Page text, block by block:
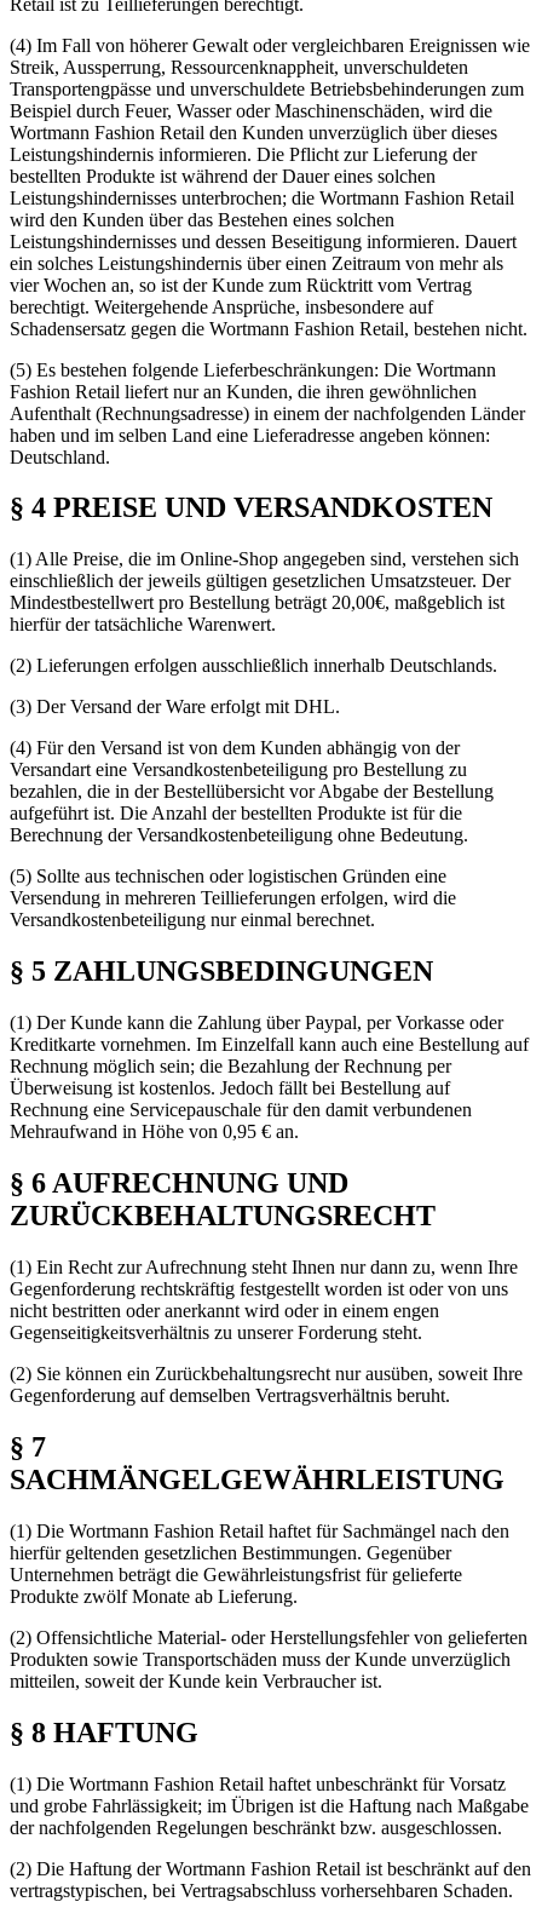
(4) Im Fall von höherer Gewalt oder vergleichbaren Ereignissen wie
Streik, Aussperrung, Ressourcenknappheit, unverschuldeten
Transportengpässe und unverschuldete Betriebsbehinderungen zum
Beispiel durch Feuer, Wasser oder Maschinenschäden, wird die
Wortmann Fashion Retail den Kunden unverzüglich über dieses
Leistungshindernis informieren. Die Pflicht zur Lieferung der
bestellten Produkte ist während der Dauer eines solchen
Leistungshindernisses unterbrochen; die Wortmann Fashion Retail
wird den Kunden über das Bestehen eines solchen
Leistungshindernisses und dessen Beseitigung informieren. Dauert
ein solches Leistungshindernis über einen Zeitraum von mehr als
vier Wochen an, so ist der Kunde zum Rücktritt vom Vertrag
berechtigt. Weitergehende Ansprüche, insbesondere auf
Schadensersatz gegen die Wortmann Fashion Retail, bestehen nicht.
(5) Es bestehen folgende Lieferbeschränkungen: Die Wortmann
Fashion Retail liefert nur an Kunden, die ihren gewöhnlichen
Aufenthalt (Rechnungsadresse) in einem der nachfolgenden Länder
haben und im selben Land eine Lieferadresse angeben können:
Deutschland.
§ 4 PREISE UND VERSANDKOSTEN
(1) Alle Preise, die im Online-Shop angegeben sind, verstehen sich
einschließlich der jeweils gültigen gesetzlichen Umsatzsteuer. Der
Mindestbestellwert pro Bestellung beträgt 20,00€, maßgeblich ist
hierfür der tatsächliche Warenwert.
(2) Lieferungen erfolgen ausschließlich innerhalb Deutschlands.
(3) Der Versand der Ware erfolgt mit DHL.
(4) Für den Versand ist von dem Kunden abhängig von der
Versandart eine Versandkostenbeteiligung pro Bestellung zu
bezahlen, die in der Bestellübersicht vor Abgabe der Bestellung
aufgeführt ist. Die Anzahl der bestellten Produkte ist für die
Berechnung der Versandkostenbeteiligung ohne Bedeutung.
(5) Sollte aus technischen oder logistischen Gründen eine
Versendung in mehreren Teillieferungen erfolgen, wird die
Versandkostenbeteiligung nur einmal berechnet.
§ 5 ZAHLUNGSBEDINGUNGEN
(1) Der Kunde kann die Zahlung über Paypal, per Vorkasse oder
Kreditkarte vornehmen. Im Einzelfall kann auch eine Bestellung auf
Rechnung möglich sein; die Bezahlung der Rechnung per
Überweisung ist kostenlos. Jedoch fällt bei Bestellung auf
Rechnung eine Servicepauschale für den damit verbundenen
Mehraufwand in Höhe von 0,95 € an.
§ 6 AUFRECHNUNG UND
ZURÜCKBEHALTUNGSRECHT
(1) Ein Recht zur Aufrechnung steht Ihnen nur dann zu, wenn Ihre
Gegenforderung rechtskräftig festgestellt worden ist oder von uns
nicht bestritten oder anerkannt wird oder in einem engen
Gegenseitigkeitsverhältnis zu unserer Forderung steht.
(2) Sie können ein Zurückbehaltungsrecht nur ausüben, soweit Ihre
Gegenforderung auf demselben Vertragsverhältnis beruht.
§ 7
SACHMÄNGELGEWÄHRLEISTUNG
(1) Die Wortmann Fashion Retail haftet für Sachmängel nach den
hierfür geltenden gesetzlichen Bestimmungen. Gegenüber
Unternehmen beträgt die Gewährleistungsfrist für gelieferte
Produkte zwölf Monate ab Lieferung.
(2) Offensichtliche Material- oder Herstellungsfehler von gelieferten
Produkten sowie Transportschäden muss der Kunde unverzüglich
mitteilen, soweit der Kunde kein Verbraucher ist.
§ 8 HAFTUNG
(1) Die Wortmann Fashion Retail haftet unbeschränkt für Vorsatz
und grobe Fahrlässigkeit; im Übrigen ist die Haftung nach Maßgabe
der nachfolgenden Regelungen beschränkt bzw. ausgeschlossen.
(2) Die Haftung der Wortmann Fashion Retail ist beschränkt auf den
vertragstypischen, bei Vertragsabschluss vorhersehbaren Schaden.